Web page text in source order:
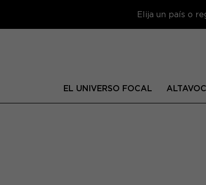
Elija un país o
EL UNIVERSO FOCAL